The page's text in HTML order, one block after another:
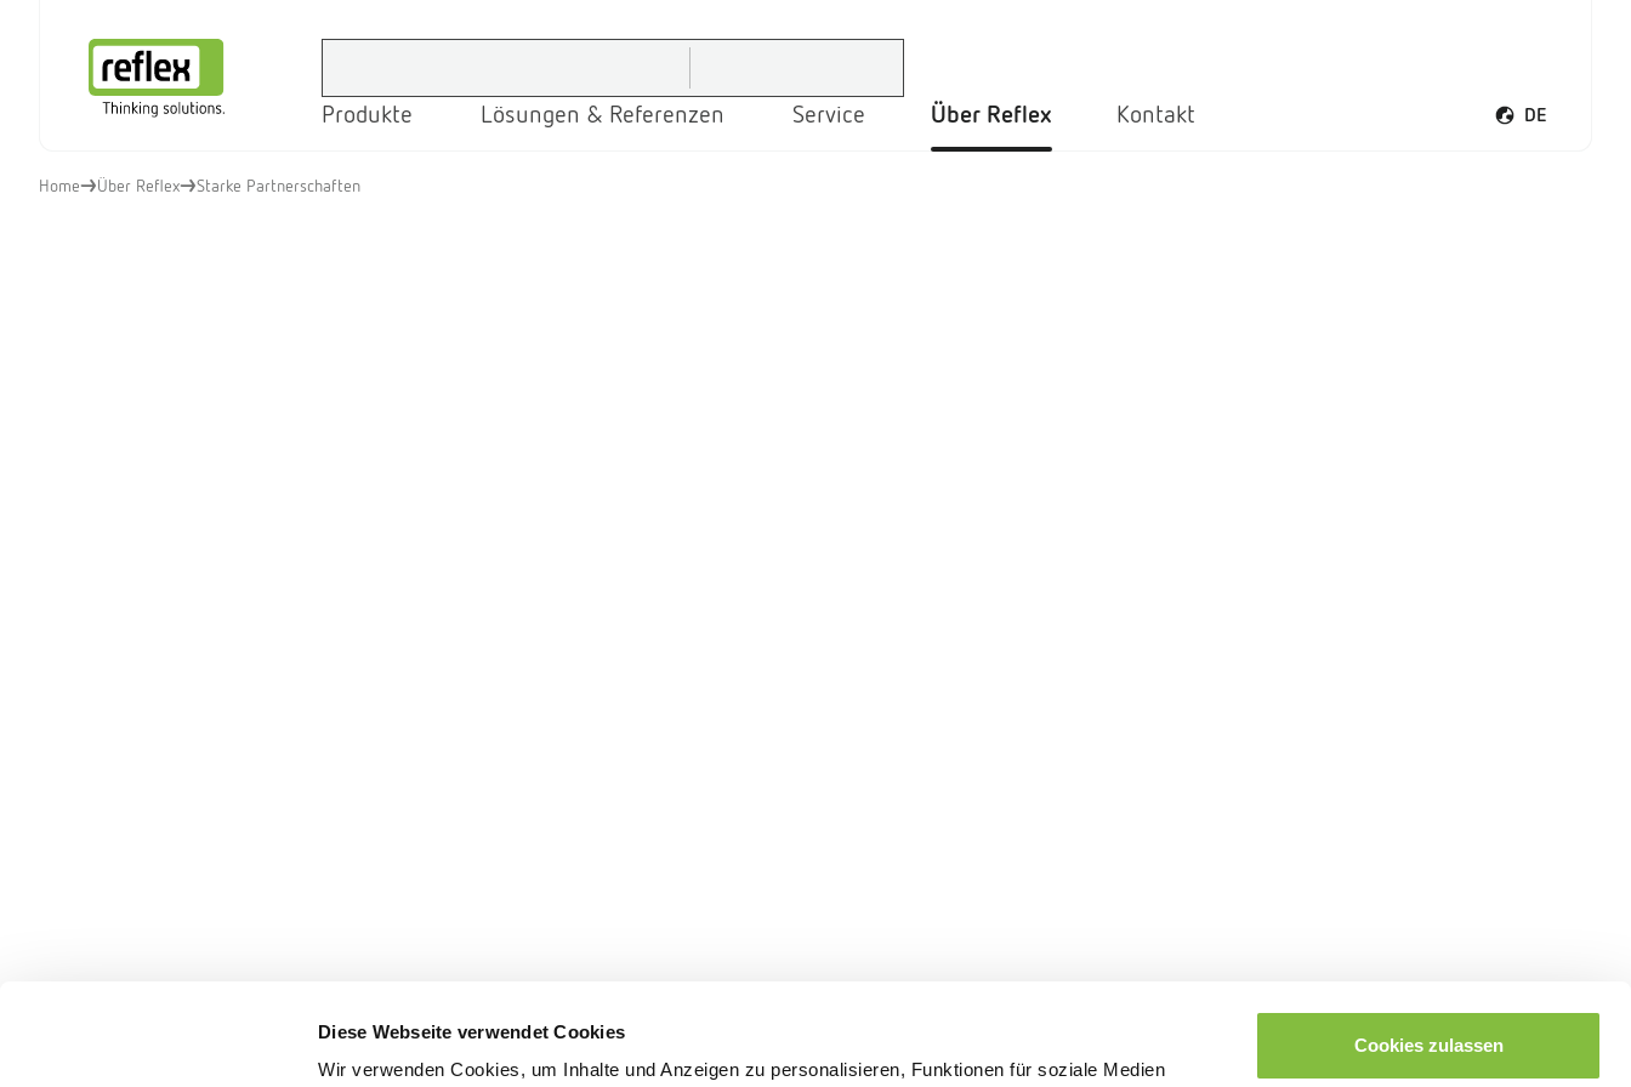
Diese Webseite verwendet Cookies
Wir verwenden Cookies, um Inhalte und Anzeigen zu personalisieren, Funktionen für soziale Medien
Cookies zulassen
Produkte Lösungen & Referenzen Service Über Reflex Kontakt DE
Sprachmenü
Home Über Reflex Starke Partnerschaften